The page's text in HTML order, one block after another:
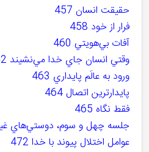
حقيقت انسان 457
فرار از خود 458
آفات بي‌هويتي 460
وقتي انسان جاي خدا مي‌نشيند 462
ورود به عالَم پايداري 463
پايدارترين اتصال 464
فقط نگاه 465
جلسه چهل و سوم، دوستي‌هاي غير
عوامل اختلال پيوند با خدا 472